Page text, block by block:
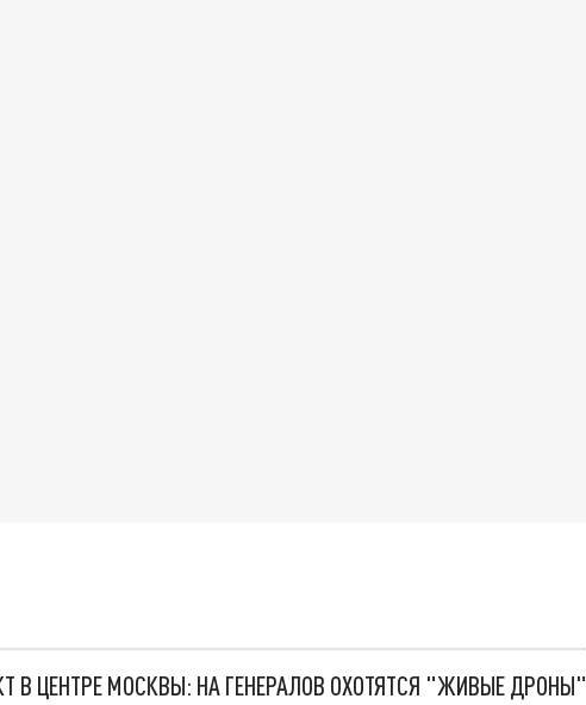
В ЦЕНТРЕ МОСКВЫ: НА ГЕНЕРАЛОВ ОХОТЯТСЯ "ЖИВЫЕ ДРОНЫ"